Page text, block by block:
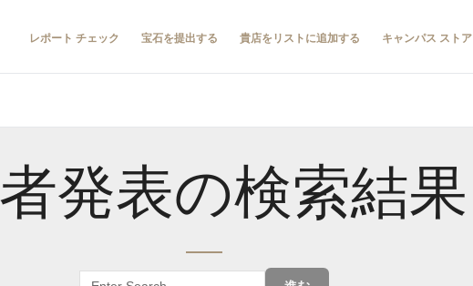
レポート チェック 宝石を提出する 貴店をリストに追加する キャンパス ストア
発表の検索結果